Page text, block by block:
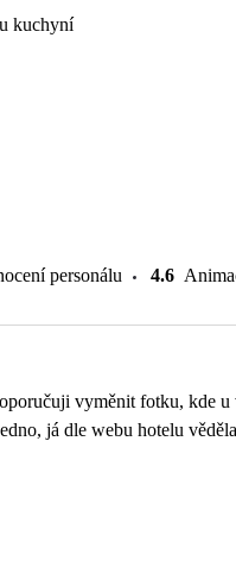
kuchyní
personálu 4.6
vyměnit fotku, kde
já dle webu hotelu